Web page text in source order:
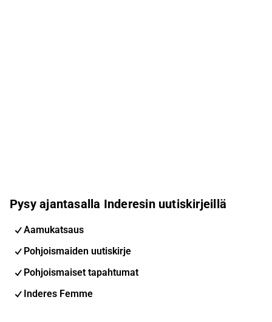
Pysy ajantasalla Inderesin uutiskirjeillä
Aamukatsaus
Pohjoismaiden uutiskirje
Pohjoismaiset tapahtumat
Inderes Femme